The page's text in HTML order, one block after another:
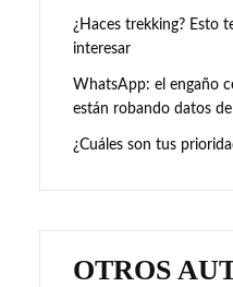
¿Haces trekking? Esto
interesar
WhatsApp: el engaño
están robando datos
¿Cuáles son tus
OTROS